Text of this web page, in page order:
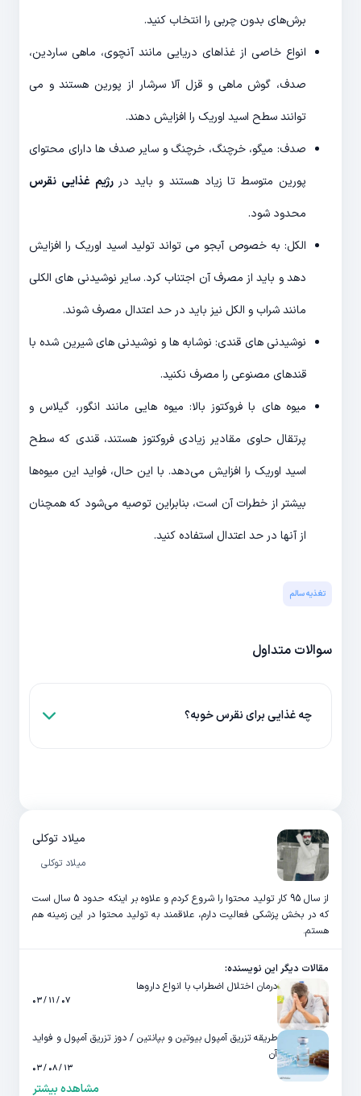
برش‌های بدون چربی را انتخاب کنید.
انواع خاصی از غذاهای دریایی مانند آنچوی، ماهی ساردین،
صدف، گوش ماهی و قزل آلا سرشار از پورین هستند و می
توانند سطح اسید اوریک را افزایش دهند.
صدف: میگو، خرچنگ، خرچنگ و سایر صدف ها دارای محتوای
پورین متوسط تا زیاد هستند و باید دررژیم غذایی نقرس
محدود شود.
الکل: به خصوص آبجو می تواند تولید اسید اوریک را افزایش
دهد و باید از مصرف آن اجتناب کرد. سایر نوشیدنی های الکلی
مانند شراب و الکل نیز باید در حد اعتدال مصرف شوند.
نوشیدنی های قندی: نوشابه ها و نوشیدنی های شیرین شده با
قندهای مصنوعی را مصرف نکنید.
میوه های با فروکتوز بالا: میوه هایی مانند انگور، گیلاس و
پرتقال حاوی مقادیر زیادی فروکتوز هستند، قندی که سطح
اسید اوریک را افزایش می‌دهد. با این حال، فواید این میوه‌ها
بیشتر از خطرات آن است، بنابراین توصیه می‌شود که همچنان
از آنها در حد اعتدال استفاده کنید.
تغذیه سالم
سوالات متداول
چه غذایی برای نقرس خوبه؟
میلاد توکلی
میلاد توکلی
از سال 95 کار تولید محتوا را شروع کردم و علاوه بر اینکه حدود 5 سال است
که در بخش پزشکی فعالیت دارم، علاقمند به تولید محتوا در این زمینه هم
هستم.
مقالات دیگر این نویسنده:
درمان اختلال اضطراب با انواع داروها
۰۷ / ۱۱ / ۰۳
طریقه تزریق آمپول بیوتین و بپانتین / دوز تزریق آمپول و فواید
آن
۱۳ / ۰۸ / ۰۳
مشاهده بیشتر